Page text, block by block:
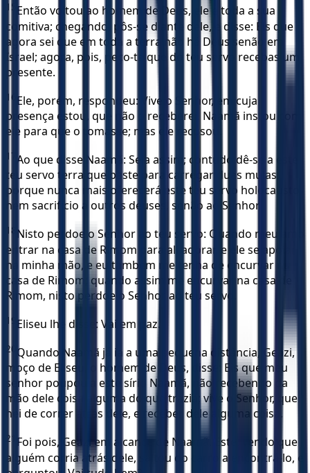
15 Então voltou ao homem de Deus, ele e toda a sua
comitiva; chegando, pôs-se diante dele, e disse: Eis que
agora sei que em toda a terra não há Deus senão em
Israel; agora, pois, peço-te que do teu servo recebas um
presente.
16 Ele, porém, respondeu: Vive o Senhor, em cuja
presença estou, que não o receberei. Naamã instou com
ele para que o tomasse; mas ele recusou.
17 Ao que disse Naamã: Seja assim; contudo dê-se a este
teu servo terra que baste para carregar duas mulas;
porque nunca mais oferecerá este teu servo holocausto
nem sacrifício a outros deuses, senão ao Senhor.
18 Nisto perdoe o Senhor ao teu servo: Quando meu amo
entrar na casa de Rimom para ali adorar, e ele se apoiar
na minha mão, e eu também me tenha de encurvar na
casa de Rimom; quando assim me encurvar na casa de
Rimom, nisto perdoe o Senhor ao teu servo.
19 Eliseu lhe disse: Vai em paz.
20 Quando Naamã já ia a uma pequena distância, Geazi,
moço de Eliseu, o homem de Deus, disse: Eis que meu
senhor poupou a este sírio Naamã, não recebendo da
mão dele coisa alguma do que trazia; vive o Senhor, que
hei de correr atrás dele, e receber dele alguma coisa.
21
Foi pois, Geazi em alcance de Naamã. Este, vendo que
alguém corria atrás dele, saltou do carro a encontrá-lo, e